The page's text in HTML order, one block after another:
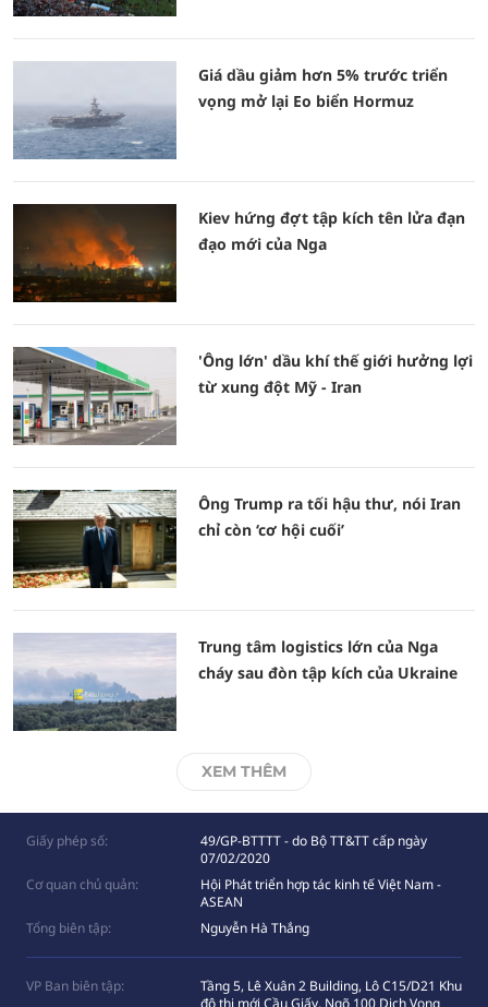
Giá dầu giảm hơn 5% trước triển
vọng mở lại Eo biển Hormuz
Kiev hứng đợt tập kích tên lửa đạn
đạo mới của Nga
'Ông lớn' dầu khí thế giới hưởng lợi
từ xung đột Mỹ - Iran
Ông Trump ra tối hậu thư, nói Iran
chỉ còn ‘cơ hội cuối’
Trung tâm logistics lớn của Nga
cháy sau đòn tập kích của Ukraine
XEM THÊM
Giấy phép số:
49/GP-BTTTT - do Bộ TT&TT cấp ngày
07/02/2020
Cơ quan chủ quản:
Hội Phát triển hợp tác kinh tế Việt Nam -
ASEAN
Tổng biên tập:
Nguyễn Hà Thắng
VP Ban biên tập:
Tầng 5, Lê Xuân 2 Building, Lô C15/D21 Khu
đô thị mới Cầu Giấy, Ngõ 100 Dịch Vọng